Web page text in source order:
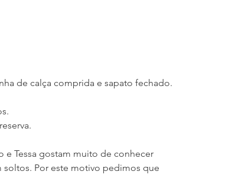
de calça comprida e sapato fechado.
e Tessa gostam muito de conhecer
soltos. Por este motivo pedimos que